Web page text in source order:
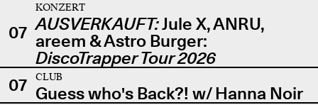
07
KONZERT
AUSVERKAUFT:Jule X, ANRU,
areem & Astro Burger:
DiscoTrapper Tour 2026
07
CLUB
Guess who's Back?! w/ Hanna Noir